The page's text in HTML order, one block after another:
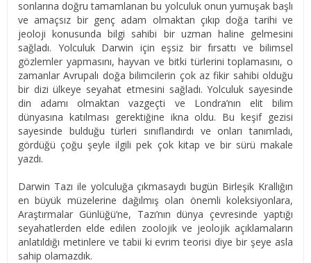
sonlarına doğru tamamlanan bu yolculuk onun yumuşak başlı
ve amaçsız bir genç adam olmaktan çıkıp doğa tarihi ve
jeoloji konusunda bilgi sahibi bir uzman haline gelmesini
sağladı. Yolculuk Darwin için eşsiz bir fırsattı ve bilimsel
gözlemler yapmasını, hayvan ve bitki türlerini toplamasını, o
zamanlar Avrupalı doğa bilimcilerin çok az fikir sahibi olduğu
bir dizi ülkeye seyahat etmesini sağladı. Yolculuk sayesinde
din adamı olmaktan vazgeçti ve Londra’nın elit bilim
dünyasına katılması gerektiğine ikna oldu. Bu keşif gezisi
sayesinde bulduğu türleri sınıflandırdı ve onları tanımladı,
gördüğü çoğu şeyle ilgili pek çok kitap ve bir sürü makale
yazdı.
Darwin Tazı ile yolculuğa çıkmasaydı bugün Birleşik Krallığın
en büyük müzelerine dağılmış olan önemli koleksiyonlara,
Araştırmalar Günlüğü’ne, Tazı’nın dünya çevresinde yaptığı
seyahatlerden elde edilen zoolojik ve jeolojik açıklamaların
anlatıldığı metinlere ve tabii ki evrim teorisi diye bir şeye asla
sahip olamazdık.